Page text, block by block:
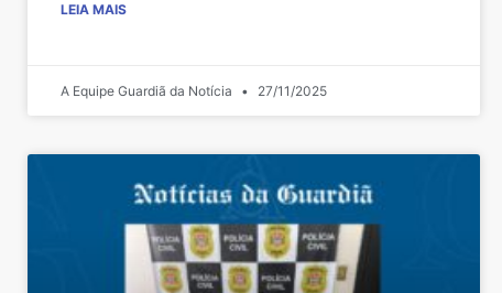
LEIA MAIS
A Equipe Guardiã da Notícia 27/11/2025